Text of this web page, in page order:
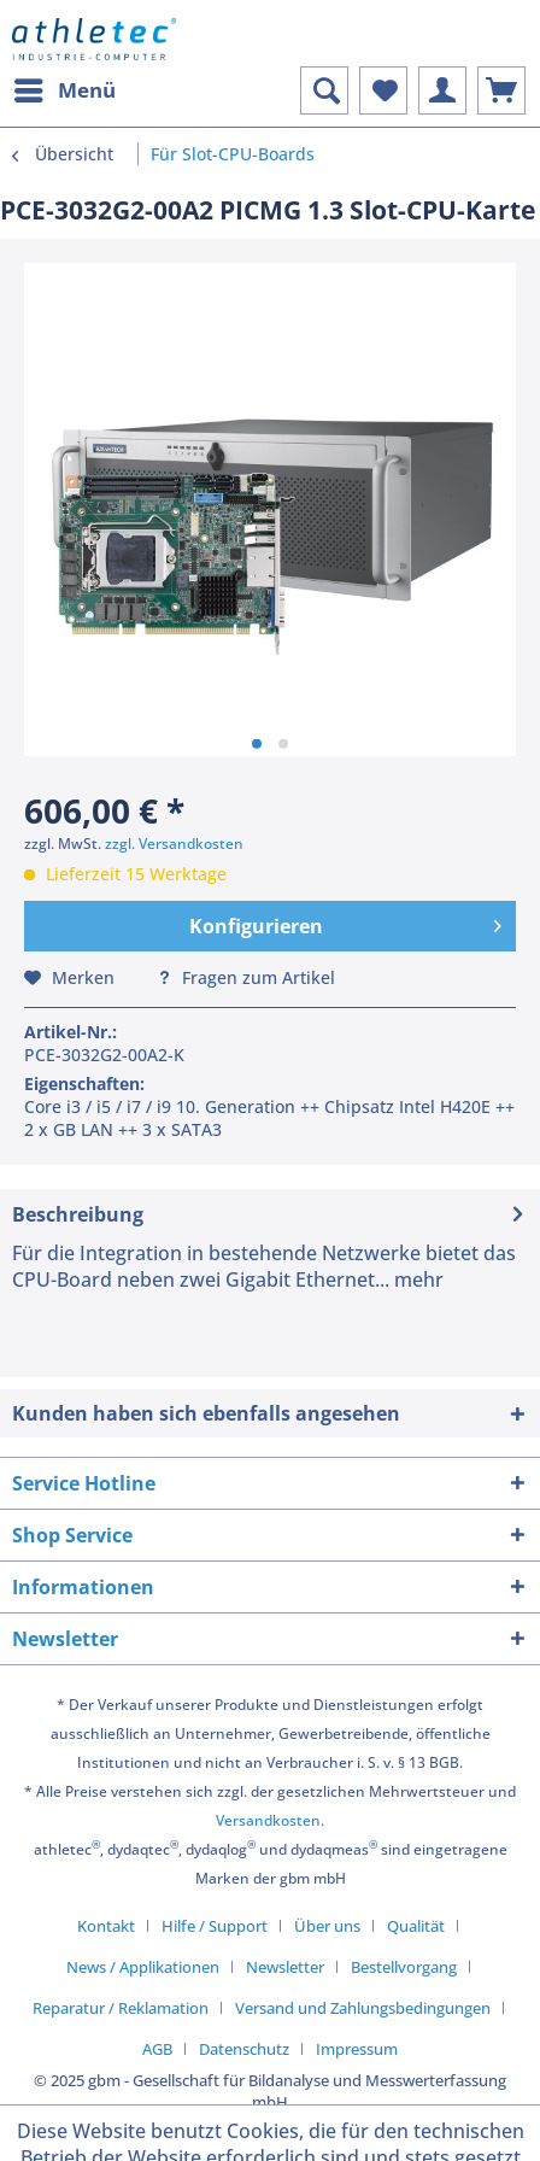
Menü
Übersicht Für Slot-CPU-Boards
PCE-3032G2-00A2 PICMG 1.3 Slot-CPU-Karte
606,00 € *
zzgl. MwSt.zzgl. Versandkosten
Lieferzeit 15 Werktage
Konfigurieren
Merken Fragen zum Artikel
Artikel-Nr.:
PCE-3032G2-00A2-K
Eigenschaften:
Core i3 / i5 / i7 / i9 10. Generation ++ Chipsatz Intel H420E ++
2 x GB LAN ++ 3 x SATA3
Beschreibung
Für die Integration in bestehende Netzwerke bietet das
CPU-Board neben zwei Gigabit Ethernet... mehr
Kunden haben sich ebenfalls angesehen
Service Hotline
Shop Service
Informationen
Newsletter
* Der Verkauf unserer Produkte und Dienstleistungen erfolgt
ausschließlich an Unternehmer, Gewerbetreibende, öffentliche
Institutionen und nicht an Verbraucher i. S. v. § 13 BGB.
* Alle Preise verstehen sich zzgl. der gesetzlichen Mehrwertsteuer und
Versandkosten.
athletec®, dydaqtec®, dydaqlog®und dydaqmeas®sind eingetragene
Marken der gbm mbH
Kontakt Hilfe / Support Über uns
Qualität
News / Applikationen
Newsletter
Bestellvorgang
Reparatur / Reklamation
Versand und Zahlungsbedingungen
AGB
Datenschutz
Impressum
© 2025 gbm - Gesellschaft für Bildanalyse und Messwerterfassung
mbH
Diese Website benutzt Cookies, die für den technischen